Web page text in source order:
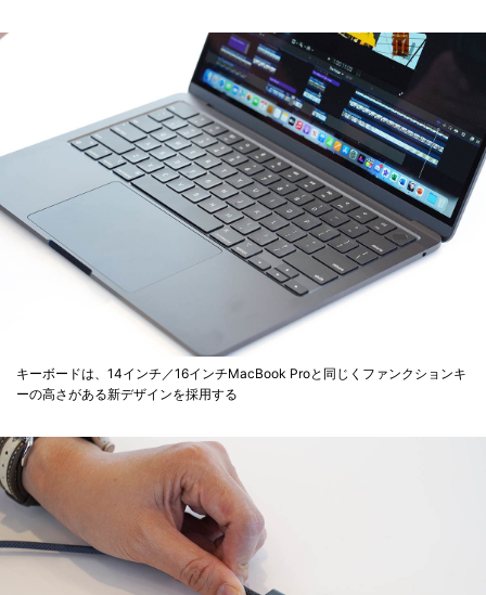
キーボードは、14インチ／16インチMacBook Proと同じくファンクションキ
ーの高さがある新デザインを採用する